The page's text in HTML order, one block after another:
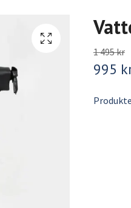
1 495 kr
995